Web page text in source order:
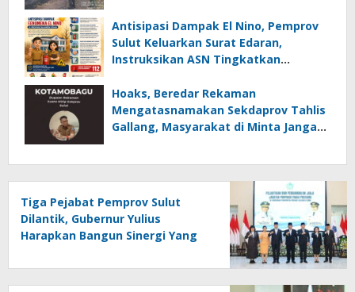
Antisipasi Dampak El Nino, Pemprov
Sulut Keluarkan Surat Edaran,
Instruksikan ASN Tingkatkan
Hoaks, Beredar Rekaman
Mengatasnamakan Sekdaprov Tahlis
Gallang, Masyarakat di Minta Jangan
Tiga Pejabat Pemprov Sulut
Dilantik, Gubernur Yulius
Harapkan Bangun Sinergi Yang